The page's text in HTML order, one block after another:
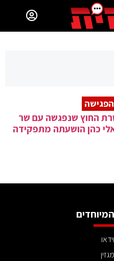
החוץ שנפגשה עם שר
כהן הושעתה מתפקידה
המיוחדים
וידאו
מגזין